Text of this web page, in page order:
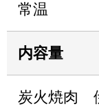
常温
内容量
炭火焼肉